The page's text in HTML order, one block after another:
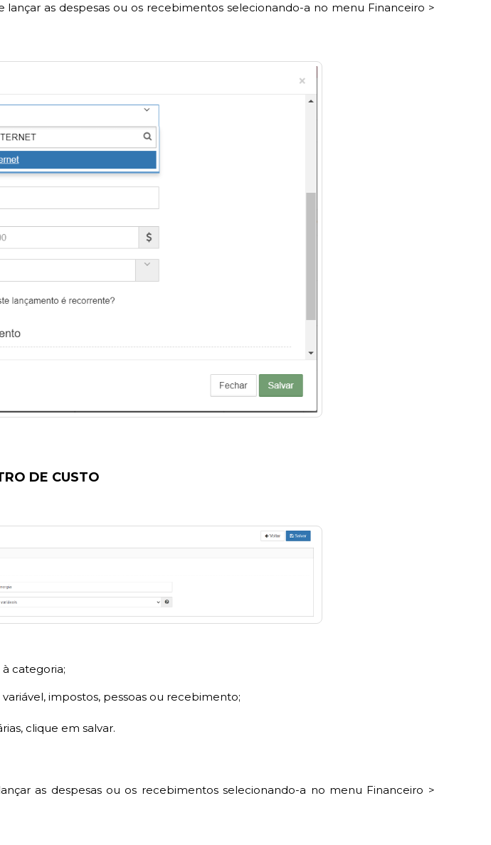
lançar as despesas ou os recebimentos selecionando-a no menu Financeiro >
DE CUSTO
categoria;
impostos, pessoas ou recebimento;
clique em salvar.
as despesas ou os recebimentos selecionando-a no menu Financeiro >